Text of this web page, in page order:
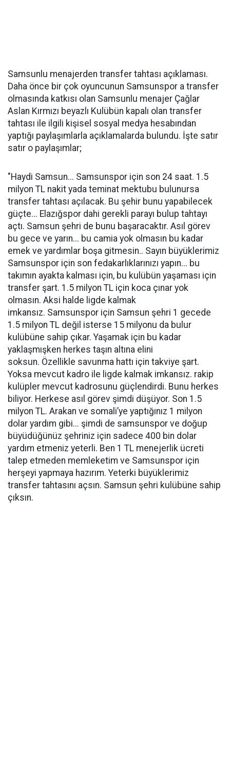
Samsunlu menajerden transfer tahtası açıklaması.
Daha önce bir çok oyuncunun Samsunspor a transfer
olmasında katkısı olan Samsunlu menajer Çağlar
Aslan Kırmızı beyazlı Kulübün kapalı olan transfer
tahtası ile ilgili kişisel sosyal medya hesabından
yaptığı paylaşımlarla açıklamalarda bulundu. İşte satır
satır o paylaşımlar;
"Haydi Samsun... Samsunspor için son 24 saat. 1.5
milyon TL nakit yada teminat mektubu bulunursa
transfer tahtası açılacak. Bu şehir bunu yapabilecek
güçte... Elazığspor dahi gerekli parayı bulup tahtayı
açtı. Samsun şehri de bunu başaracaktır. Asıl görev
bu gece ve yarın... bu camia yok olmasın bu kadar
emek ve yardımlar boşa gitmesin.. Sayın büyüklerimiz
Samsunspor için son fedakarlıklarınızı yapın... bu
takımın ayakta kalması için, bu kulübün yaşaması için
transfer şart. 1.5 milyon TL için koca çınar yok
olmasın. Aksi halde ligde kalmak
imkansız. Samsunspor için Samsun şehri 1 gecede
1.5 milyon TL değil isterse 15 milyonu da bulur
kulübüne sahip çıkar. Yaşamak için bu kadar
yaklaşmışken herkes taşın altına elini
soksun. Özellikle savunma hattı için takviye şart.
Yoksa mevcut kadro ile ligde kalmak imkansız. rakip
kulüpler mevcut kadrosunu güçlendirdi. Bunu herkes
biliyor. Herkese asıl görev şimdi düşüyor. Son 1.5
milyon TL. Arakan ve somali’ye yaptığınız 1 milyon
dolar yardım gibi... şimdi de samsunspor ve doğup
büyüdüğünüz şehriniz için sadece 400 bin dolar
yardım etmeniz yeterli. Ben 1 TL menejerlik ücreti
talep etmeden memleketim ve Samsunspor için
herşeyi yapmaya hazırım. Yeterki büyüklerimiz
transfer tahtasını açsın. Samsun şehri kulübüne sahip
çıksın.